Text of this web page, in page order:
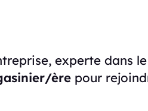
experte dans le
ère pour